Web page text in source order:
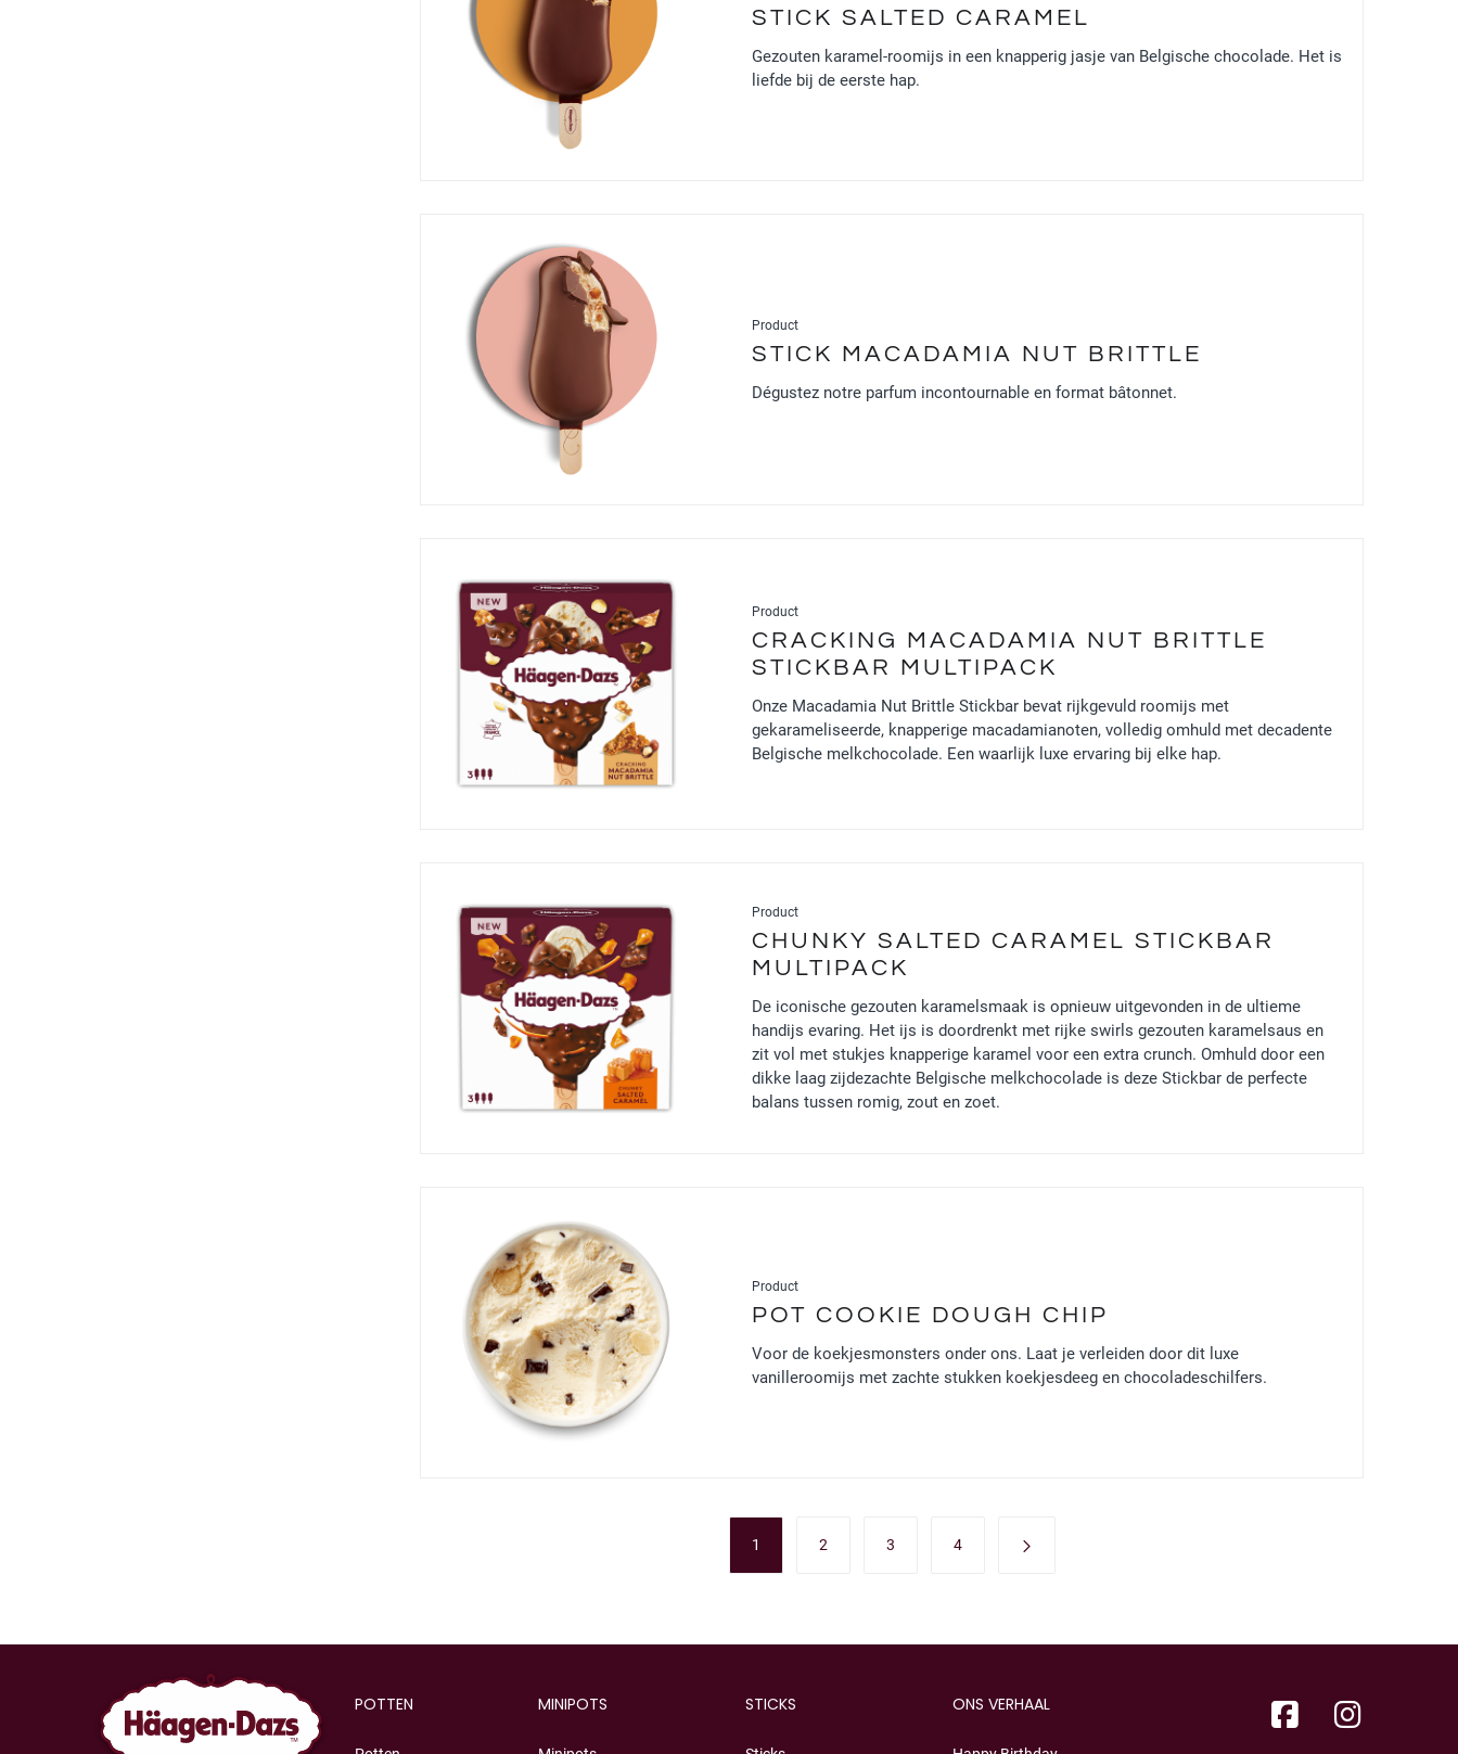
STICK SALTED CARAMEL
Gezouten karamel-roomijs in een knapperig jasje van Belgische chocolade. Het is
liefde bij de eerste hap.
Product
STICK MACADAMIA NUT BRITTLE
Dégustez notre parfum incontournable en format bâtonnet.
Product
CRACKING MACADAMIA NUT BRITTLE
STICKBAR MULTIPACK
Onze Macadamia Nut Brittle Stickbar bevat rijkgevuld roomijs met
gekarameliseerde, knapperige macadamianoten, volledig omhuld met decadente
Belgische melkchocolade. Een waarlijk luxe ervaring bij elke hap.
Product
CHUNKY SALTED CARAMEL STICKBAR
MULTIPACK
De iconische gezouten karamelsmaak is opnieuw uitgevonden in de ultieme
handijs evaring. Het ijs is doordrenkt met rijke swirls gezouten karamelsaus en
zit vol met stukjes knapperige karamel voor een extra crunch. Omhuld door een
dikke laag zijdezachte Belgische melkchocolade is deze Stickbar de perfecte
balans tussen romig, zout en zoet.
Product
POT COOKIE DOUGH CHIP
Voor de koekjesmonsters onder ons. Laat je verleiden door dit luxe
vanilleroomijs met zachte stukken koekjesdeeg en chocoladeschilfers.
1 2 3 4
POTTEN MINIPOTS STICKS ONS VERHAAL